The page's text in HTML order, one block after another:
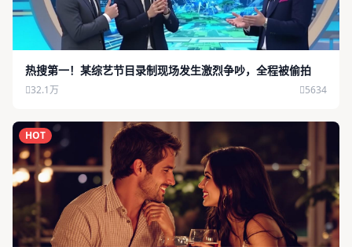
热搜第一！某综艺节目录制现场发生激烈争吵，全程被偷拍
32.1万 5634
HOT